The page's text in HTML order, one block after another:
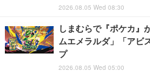
2026.08.05 Wed 08:30
しまむらで『ポケカ』
ムエメラルダ」「アビ
プ
2026.08.05 Wed 05:00